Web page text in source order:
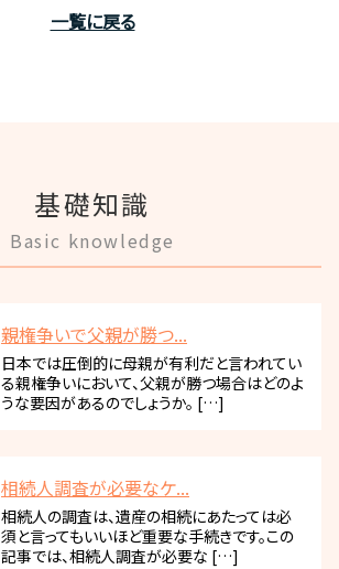
一覧に戻る
基礎知識
Basic knowledge
親権争いで父親が勝つ...
日本では圧倒的に母親が有利だと言われてい
る親権争いにおいて、父親が勝つ場合はどのよ
うな要因があるのでしょうか。 […]
相続人調査が必要なケ...
相続人の調査は、遺産の相続にあたっては必
須と言ってもいいほど重要な手続きです。この
記事では、相続人調査が必要な […]